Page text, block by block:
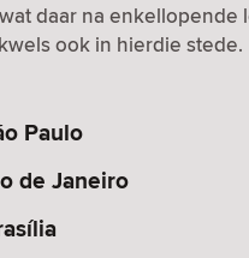
daar na enkellopende
ook in hierdie stede.
Paulo
de Janeiro